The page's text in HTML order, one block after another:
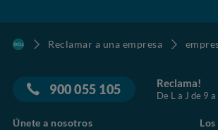
Reclamar a una empresa
900 055 105 Reclama!
De L a J de 9
Únete a nosotros